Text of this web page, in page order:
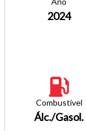
2024
Combustível
Álc./Gasol.